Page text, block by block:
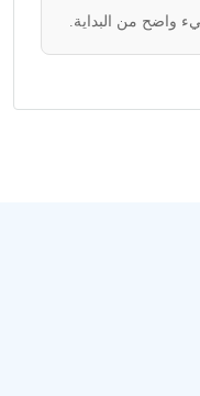
واضح من البداية.